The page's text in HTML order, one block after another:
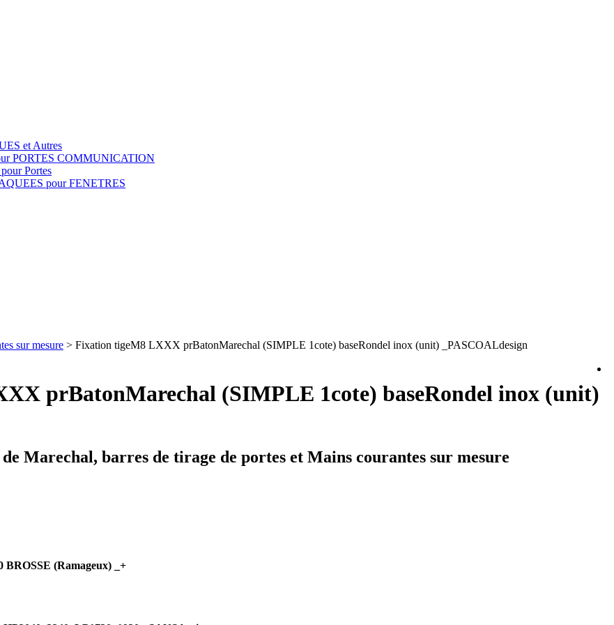
et Autres
PORTES COMMUNICATION
Portes
pour FENETRES
sur mesure > Fixation tigeM8 LXXX prBatonMarechal (SIMPLE 1cote) baseRondel inox (unit) _PASCOALdesign
prBatonMarechal (SIMPLE 1cote) baseRondel inox (unit)
de Marechal, barres de tirage de portes et Mains courantes sur mesure
BROSSE (Ramageux) _+